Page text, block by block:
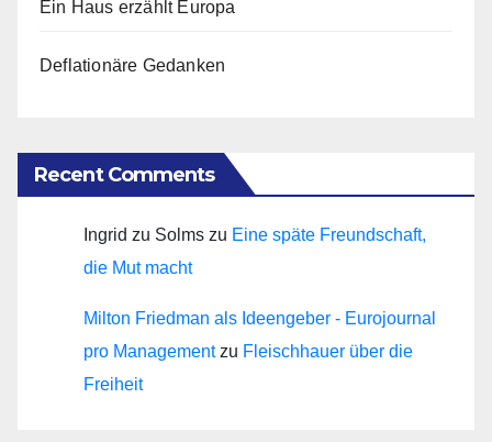
Ein Haus erzählt Europa
Deflationäre Gedanken
Recent Comments
Ingrid zu Solms zu Eine späte Freundschaft,
die Mut macht
Milton Friedman als Ideengeber - Eurojournal
pro Managementzu Fleischhauer über die
Freiheit